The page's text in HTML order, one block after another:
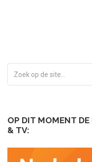
OP DIT MOMENT DE
& TV: